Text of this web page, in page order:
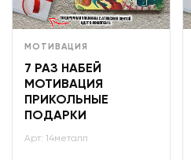
МОТИВАЦИЯ
7 РАЗ НАБЕЙ
МОТИВАЦИЯ
ПРИКОЛЬНЫЕ
ПОДАРКИ
Арт: 14металл